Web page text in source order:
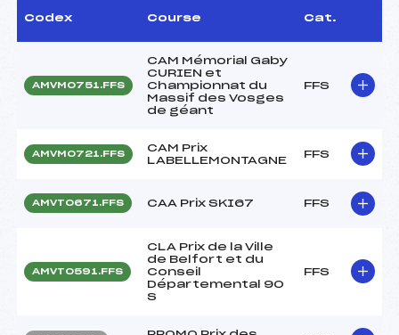
Codex Course Cat.
AMVM0751.FFS
CAM Mémorial Gaby
CURIEN et
Championnat du
Massif des Vosges
de géant
FFS
AMVM0721.FFS
CAM Prix
LABELLEMONTAGNE
FFS
AMVT0671.FFS CAA Prix SKI67 FFS
AMVT0591.FFS
CLA Prix de la Ville
de Belfort et du
Conseil
Départemental 90
S
FFS